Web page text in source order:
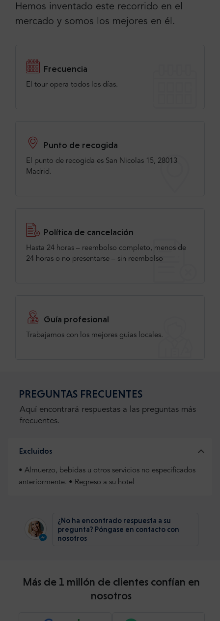
Hemos inventado este recorrido en el
mercado y somos los mejores en él.
Frecuencia
El tour opera todos los días.
Punto de recogida
El punto de recogida es San Nicolas 15, 28013
Madrid.
Política de cancelación
Hasta 24 horas – reembolso completo, menos de
24 horas o no presentarse – sin reembolso
Guía profesional
Trabajamos con los mejores guías locales.
PREGUNTAS FRECUENTES
Aquí encontrará respuestas a las preguntas más
frecuentes.
Excluidos
• Almuerzo, bebidas u otros servicios no especificados
anteriormente. • Regreso a su hotel
¿No ha encontrado respuesta a su
pregunta? Póngase en contacto con
nosotros
Más de 1 millón de clientes confían en
nosotros